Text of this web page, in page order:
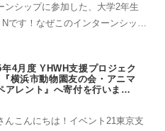
ンシップに参加した、大学2年生
です！なぜこのインターンシップ
大学２年生だからまだインターン
しなくて良いの...
年4月度 YHWH支援プロジェク
『横浜市動物園友の会・アニマ
アレント』へ寄付を行いまし
んこんにちは！イベント21東京支